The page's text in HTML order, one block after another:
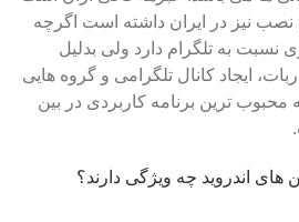
نسبت به تلگرام دارد ولی بدلیل
ایجاد کانال تلگرامی و گروه هایی
محبوب ترین برنامه کاربردی در بین